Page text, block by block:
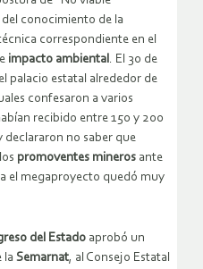
conocimiento de la
correspondiente en el
impacto ambiental . El 30 de
palacio estatal alrededor de
confesaron a varios
recibido entre 150 y 200
declararon no saber que
promoventes mineros ante
el megaproyecto quedó muy
del Estado aprobó un
la Semarnat, al Consejo Estatal